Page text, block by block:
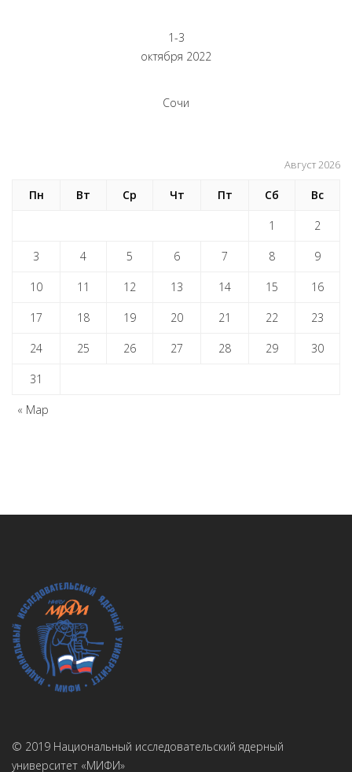
1-3
октября 2022
Сочи
Август 2026
Пн Вт Ср Чт Пт Сб Вс
« Мар
1 2
3 4 5 6 7 8 9
10 11 12 13 14 15 16
17 18 19 20 21 22 23
24 25 26 27 28 29 30
31
© 2019 Национальный исследовательский ядерный
университет «МИФИ»